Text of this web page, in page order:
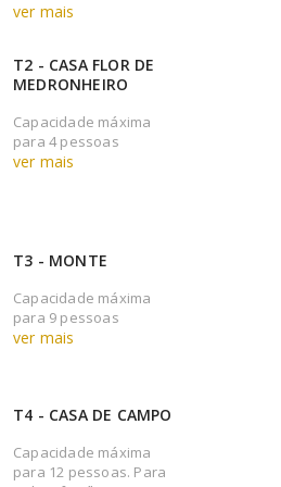
ver mais
T2 - CASA FLOR DE
MEDRONHEIRO
Capacidade máxima
para 4 pessoas
ver mais
T3 - MONTE
Capacidade máxima
para 9 pessoas
ver mais
T4 - CASA DE CAMPO
Capacidade máxima
para 12 pessoas. Para